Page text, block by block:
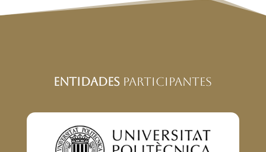
Entidades Participantes